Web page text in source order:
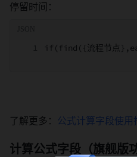
停留时间：
if(find({流程节点
了解更多： 公式计算字段使用
计算公式字段（旗舰版